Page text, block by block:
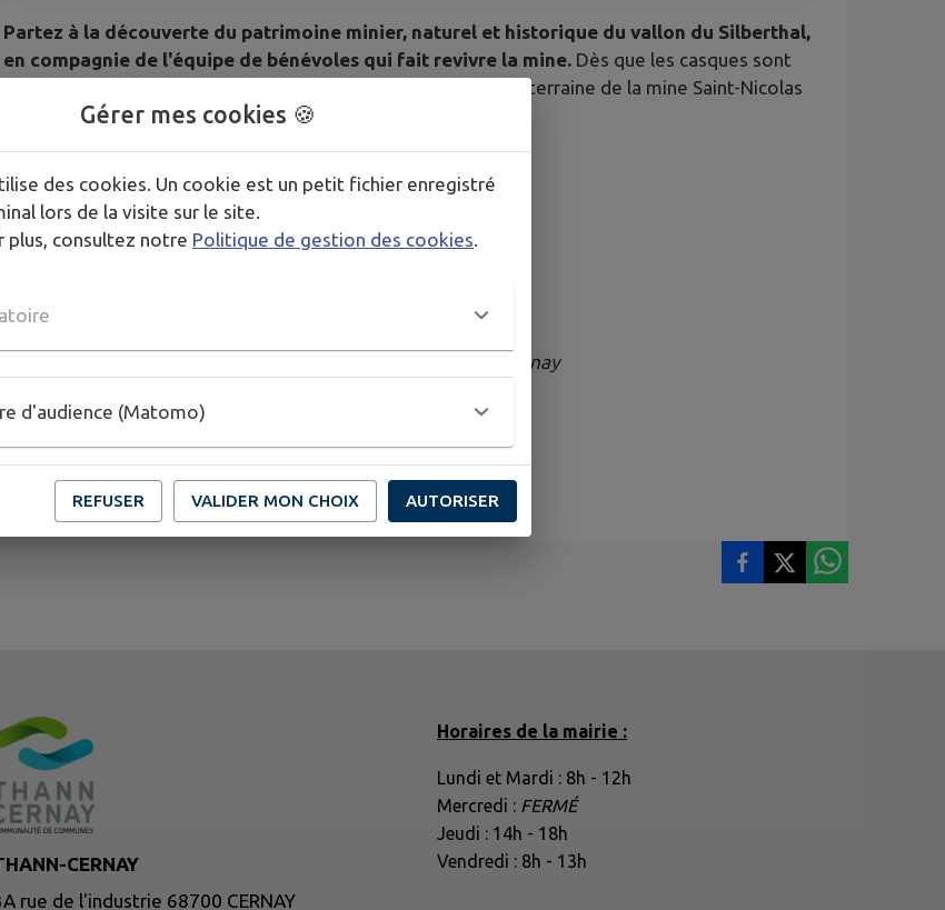
Partez à la découverte du patrimoine minier, naturel et historique du vallon du Silberthal,
en compagnie de l'équipe de bénévoles qui fait revivre la mine. Dès que les casques sont
distribués, la visite commence ! Partez explorer la galerie souterraine de la mine Saint-Nicolas
et mesurez l’ampleur des travaux entrepris par les mineurs.
--
Informations complémentaires:
Publié par Office de Tourisme de Thann-Cernay - Bureau Cernay
PLUS D'INFORMATIONS
http://www.tourisme-thann-cernay.fr/boutique/
CERNAY
rue de l'industrie 68700 CERNAY
Horaires de la mairie :
Lundi et Mardi : 8h - 12h
Mercredi : FERMÉ
Jeudi : 14h - 18h
Vendredi : 8h - 13h
Gérer mes cookies 🍪
des cookies. Un cookie est un petit fichier enregistré
lors de la visite sur le site.
plus, consultez notre Politique de gestion des cookies
d'audience (Matomo)
REFUSER VALIDER MON CHOIX AUTORISER